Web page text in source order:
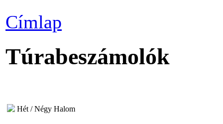
Címlap
Túrabeszámolók
Hét / Négy Halom